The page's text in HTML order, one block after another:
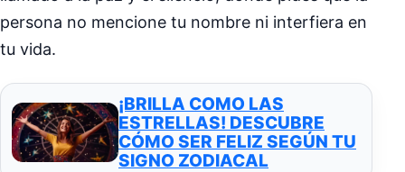
persona no mencione tu nombre ni interfiera en
tu vida.
¡BRILLA COMO LAS
ESTRELLAS! DESCUBRE
CÓMO SER FELIZ SEGÚN TU
SIGNO ZODIACAL